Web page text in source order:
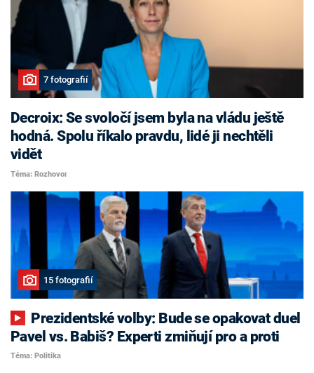
7 fotografií
Decroix: Se svoločí jsem byla na vládu ještě
hodná. Spolu říkalo pravdu, lidé ji nechtěli
vidět
Téma: Rozhovor
15 fotografií
Pavel vs. Babiš? Experti zmiňují pro a proti
Téma: Politika